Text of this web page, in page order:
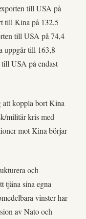
till USA på
till Kina på 132,5
till USA på 74,4
uppgår till 163,8
USA på endast
att koppla bort Kina
militär kris med
mot Kina börjar
och
tjäna sina egna
vinster har
av Nato och